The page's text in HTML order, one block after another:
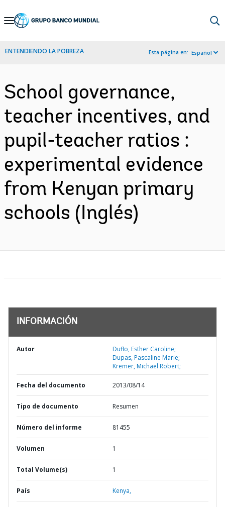
Skip
Navigation
ENTENDIENDO LA POBREZA Esta página en: Español
School governance,
teacher incentives, and
pupil-teacher ratios :
experimental evidence
from Kenyan primary
schools (Inglés)
INFORMACIÓN
Autor
Duflo, Esther Caroline;
Dupas, Pascaline Marie;
Kremer, Michael Robert;
Fecha del documento 2013/08/14
Tipo de documento Resumen
Número del informe 81455
Volumen 1
Total Volume(s) 1
País Kenya,